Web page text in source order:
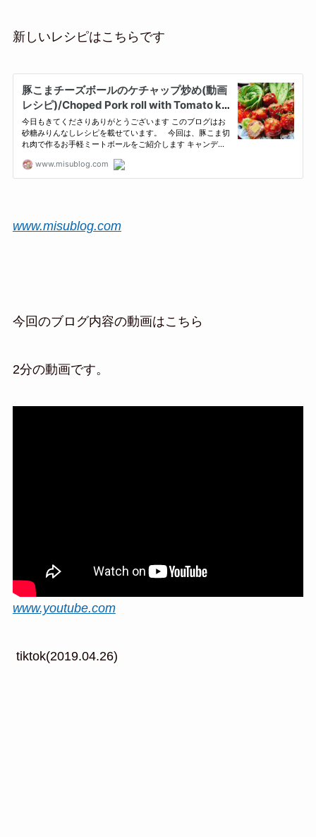
新しいレシピはこちらです
www.misublog.com
今回のブログ内容の動画はこちら
2分の動画です。
www.youtube.com
tiktok(2019.04.26)